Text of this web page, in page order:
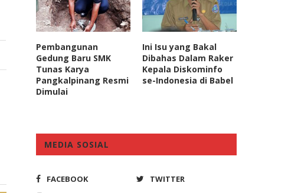
Pembangunan
Gedung Baru SMK
Tunas Karya
Pangkalpinang Resmi
Dimulai
Ini Isu yang Bakal
Dibahas Dalam Raker
Kepala Diskominfo
se-Indonesia di Babel
MEDIA SOSIAL
FACEBOOK
TWITTER